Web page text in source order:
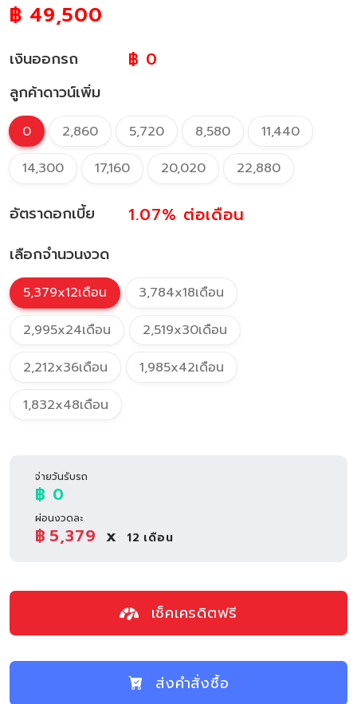
฿ 49,500
เงินออกรถ ฿ 0
ลูกค้าดาวน์เพิ่ม
0 2,860 5,720 8,580
11,440
14,300
17,160 20,020 22,880
อัตราดอกเบี้ย 1.07% ต่อเดือน
เลือกจำนวนงวด
5,379x12เดือน
3,784x18เดือน
2,995x24เดือน
2,519x30เดือน
2,212x36เดือน
1,985x42เดือน
1,832x48เดือน
จ่ายวันรับรถ
฿ 0
ผ่อนงวดละ
฿ 5,379 x 12 เดือน
เช็คเครดิตฟรี
ส่งคำสั่งซื้อ